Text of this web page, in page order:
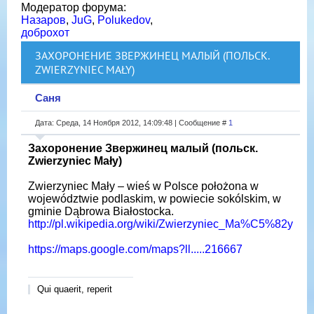
Модератор форума:
Назаров, JuG, Polukedov,
доброхот
ЗАХОРОНЕНИЕ ЗВЕРЖИНЕЦ МАЛЫЙ (ПОЛЬСК.
ZWIERZYNIEC MAŁY)
Саня
Дата: Среда, 14 Ноября 2012, 14:09:48 | Сообщение # 1
Захоронение Звержинец малый (польск.
Zwierzyniec Mały)
Zwierzyniec Mały – wieś w Polsce położona w
województwie podlaskim, w powiecie sokólskim, w
gminie Dąbrowa Białostocka.
http://pl.wikipedia.org/wiki/Zwierzyniec_Ma%C5%82y
https://maps.google.com/maps?ll.....216667
Qui quaerit, reperit